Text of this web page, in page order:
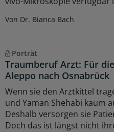
Von Dr. Bianca Bach
Porträt
Traumberuf Arzt: Für
Aleppo nach Osnabrück
Wenn sie den Arztkittel
und Yaman Shehabi kaum
Deshalb versorgen sie
Doch das ist längst nicht